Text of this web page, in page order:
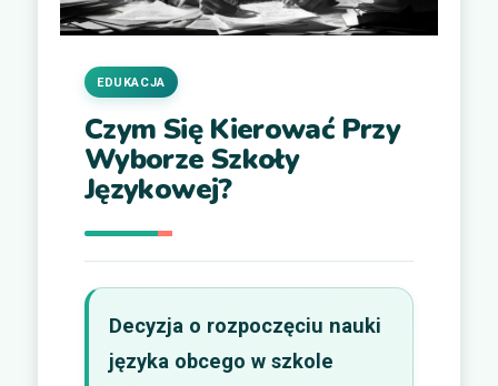
Czym Się Kierować Przy
Wyborze Szkoły
Językowej?
EDUKACJA
Decyzja o rozpoczęciu nauki
języka obcego w szkole